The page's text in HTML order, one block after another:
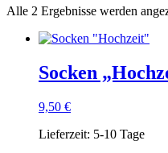
Alle 2 Ergebnisse werden
Socken
9,50 €
Lieferzeit: 5-10 Tage